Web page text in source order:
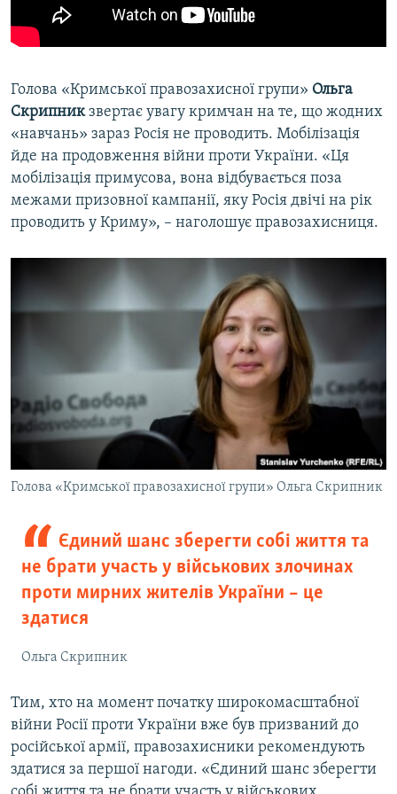
Голова «Кримської правозахисної групи» Ольга
Скрипникзвертає увагу кримчан на те, що жодних
«навчань» зараз Росія не проводить. Мобілізація
йде на продовження війни проти України. «Ця
мобілізація примусова, вона відбувається поза
межами призовної кампанії, яку Росія двічі на рік
проводить у Криму», – наголошує правозахисниця.
Голова «Кримської правозахисної групи» Ольга Скрипник
Єдиний шанс зберегти собі життя та
не брати участь у військових злочинах
проти мирних жителів України – це
здатися
Ольга Скрипник
Тим, хто на момент початку широкомасштабної
війни Росії проти України вже був призваний до
російської армії, правозахисники рекомендують
здатися за першої нагоди. «Єдиний шанс зберегти